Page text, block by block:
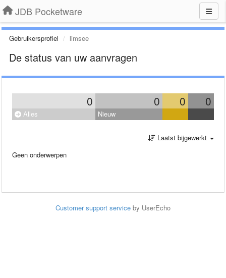
JDB Pocketware
Gebruikersprofiel limsee
De status van uw aanvragen
0 0 0 0
Alles Nieuw
Laatst bijgewerkt
Geen onderwerpen
Customer support service by UserEcho